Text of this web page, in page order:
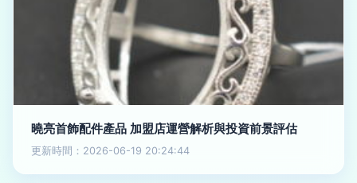
曉亮首飾配件產品 加盟店運營解析與投資前景評估
更新時間：2026-06-19 20:24:44